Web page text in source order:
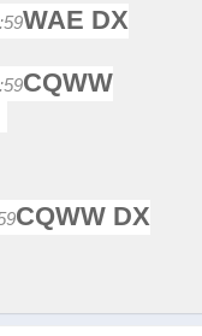
WAE DX
CQWW
CQWW DX